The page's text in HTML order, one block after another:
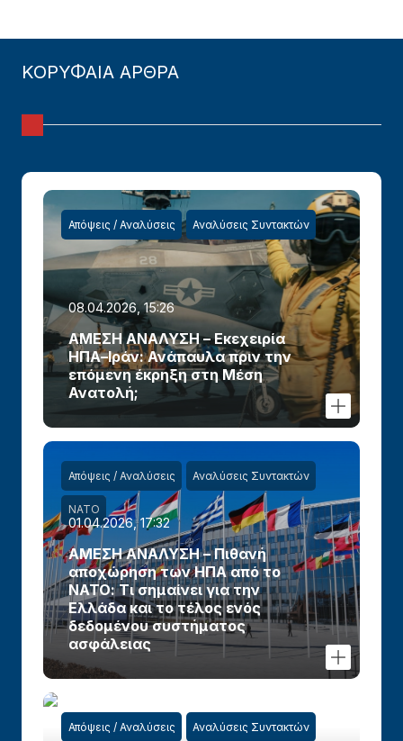
ΚΟΡΥΦΑΙΑ ΑΡΘΡΑ
Απόψεις / Αναλύσεις Αναλύσεις Συντακτών
08.04.2026, 15:26
ΑΜΕΣΗ ΑΝΑΛΥΣΗ – Εκεχειρία
ΗΠΑ–Ιράν: Ανάπαυλα πριν την
επόμενη έκρηξη στη Μέση
Ανατολή;
Απόψεις / Αναλύσεις Αναλύσεις Συντακτών
ΝΑΤΟ
01.04.2026, 17:32
ΑΜΕΣΗ ΑΝΑΛΥΣΗ – Πιθανή
αποχώρηση των ΗΠΑ από το
ΝΑΤΟ: Τι σημαίνει για την
Ελλάδα και το τέλος ενός
δεδομένου συστήματος
ασφάλειας
Απόψεις / Αναλύσεις Αναλύσεις Συντακτών